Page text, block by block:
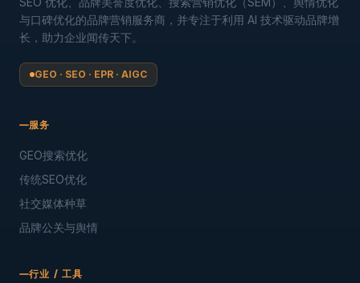
与口碑优化的品牌营销服务商，并专注于利用 AI 技术驱动品牌增
长，助力企业闻传天下。
GEO · SEO · EPR · AIGC
服务
GEO搜索优化
传统SEO优化
社交媒体种草
品牌公关与舆情
行业 / 工具